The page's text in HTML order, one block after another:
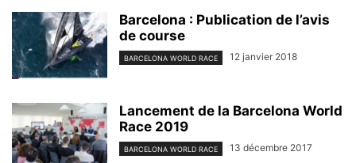
Barcelona : Publication de l’avis
de course
BARCELONA WORLD RACE 12 janvier 2018
Lancement de la Barcelona World
Race 2019
BARCELONA WORLD RACE 13 décembre 2017